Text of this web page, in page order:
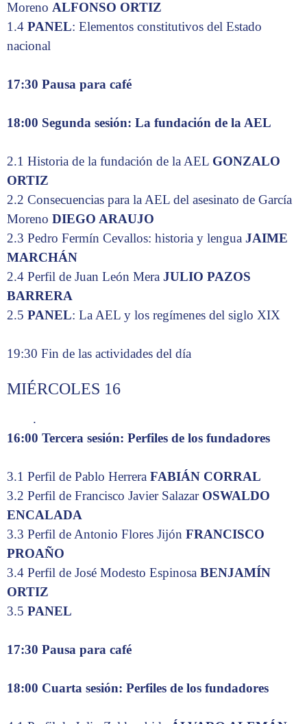
Moreno ALFONSO ORTIZ
1.4 PANEL: Elementos constitutivos del Estado
nacional
17:30 Pausa para café
18:00 Segunda sesión: La fundación de la AEL
2.1 Historia de la fundación de la AEL GONZALO
ORTIZ
2.2 Consecuencias para la AEL del asesinato de García
Moreno DIEGO ARAUJO
2.3 Pedro Fermín Cevallos: historia y lengua JAIME
MARCHÁN
2.4 Perfil de Juan León Mera JULIO PAZOS
BARRERA
2.5 PANEL: La AEL y los regímenes del siglo XIX
19:30 Fin de las actividades del día
MIÉRCOLES 16
.
16:00 Tercera sesión: Perfiles de los fundadores
3.1 Perfil de Pablo Herrera FABIÁN CORRAL
3.2 Perfil de Francisco Javier Salazar OSWALDO
ENCALADA
3.3 Perfil de Antonio Flores Jijón FRANCISCO
PROAÑO
3.4 Perfil de José Modesto Espinosa BENJAMÍN
ORTIZ
3.5 PANEL
17:30 Pausa para café
18:00 Cuarta sesión: Perfiles de los fundadores